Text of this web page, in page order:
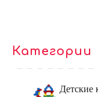
Категории
Детские